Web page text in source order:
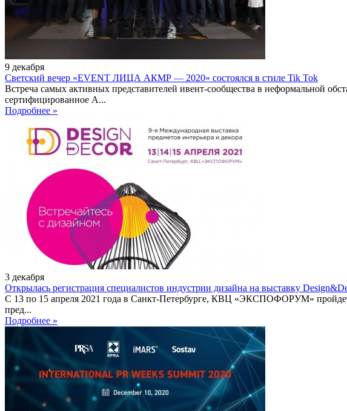
9 декабря
Светский вечер «EVENT ЛИЦА АКМР — 2020» состоялся в стиле Tik Tok
Встреча самых активных представителей ивент-сообщества в неформальной
сертифицированное А...
Подробнее »
3 декабря
Открылась регистрация специалистов индустрии дизайна на выставку
С 13 по 15 апреля 2021 года в Санкт-Петербурге, КВЦ «ЭКСПОФОРУМ»
пред...
Подробнее »